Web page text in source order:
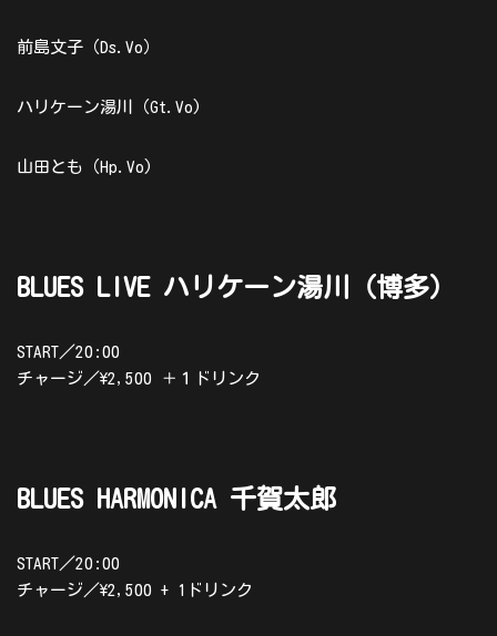
前島文子（Ds.Vo）
ハリケーン湯川（Gt.Vo)
山田とも（Hp.Vo)
BLUES LIVE ハリケーン湯川（博多）
START／20:00
チャージ／\2,500 ＋１ドリンク
BLUES HARMONICA 千賀太郎
START／20:00
チャージ／\2,500 + 1ドリンク